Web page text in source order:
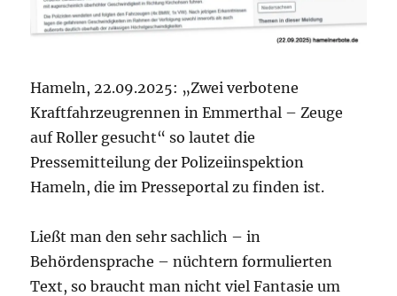
Hameln, 22.09.2025: „Zwei verbotene
Kraftfahrzeugrennen in Emmerthal – Zeuge
auf Roller gesucht“ so lautet die
Pressemitteilung der Polizeiinspektion
Hameln, die im Presseportal zu finden ist.
Ließt man den sehr sachlich – in
Behördensprache – nüchtern formulierten
Text, so braucht man nicht viel Fantasie um